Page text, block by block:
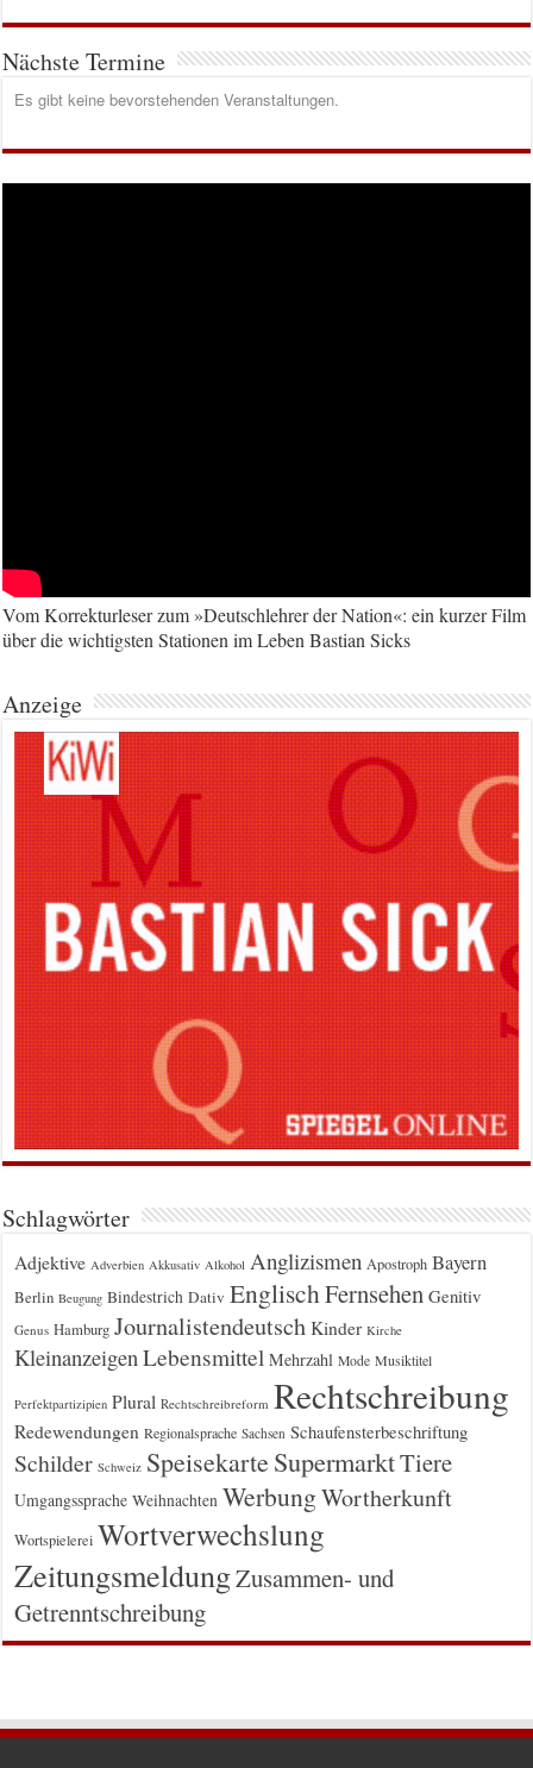
Nächste Termine
Es gibt keine bevorstehenden Veranstaltungen.
Vom Korrekturleser zum »Deutschlehrer der Nation«: ein kurzer Film
über die wichtigsten Stationen im Leben Bastian Sicks
Anzeige
Schlagwörter
Adjektive Adverbien Akkusativ Alkohol Anglizismen Apostroph Bayern
Berlin Beugung Bindestrich Dativ EnglischFernsehen Genitiv
Genus Hamburg Journalistendeutsch Kinder Kirche
Kleinanzeigen Lebensmittel Mehrzahl Mode Musiktitel
Perfektpartizipien Plural Rechtschreibreform Rechtschreibung
Redewendungen Regionalsprache Sachsen Schaufensterbeschriftung
Schilder Schweiz Speisekarte SupermarktTiere
Umgangssprache Weihnachten WerbungWortherkunft
Wortspielerei Wortverwechslung
ZeitungsmeldungZusammen- und
Getrenntschreibung